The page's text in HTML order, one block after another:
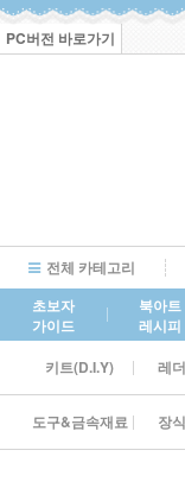
PC버전 바로가기
전체 카테고리
초보자
가이드
북아트
레시피
키트(D.I.Y) 레
도구&금속재료 장